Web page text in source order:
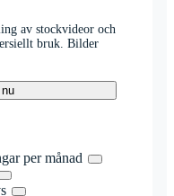
av stockvideor och
bruk. Bilder
per månad